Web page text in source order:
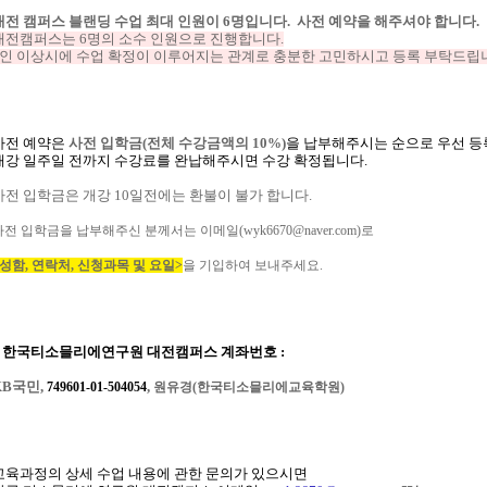
전 캠퍼스 블랜딩 수업 최대 인원이 6명입니다. 사전 예약을 해주셔야 합니다.
전캠퍼스는 6명의 소수 인원으로 진행합니다.
이상시에 수업 확정이 이루어지는 관계로 충분한 고민하시고 등록 부탁드립
전 예약은 사전 입학금(전체 수강금액의 10%)을 납부해주시는 순으로 우선 등
강 일주일 전까지 수강료를 완납해주시면 수강 확정됩니다.
전 입학금은 개강 10일전에는 환불이 불가 합니다.
전 입학금을 납부해주신 분께서는 이메일(wyk6670@naver.com)로
성함, 연락처, 신청과목 및 요일>을 기입하여 보내주세요.
한국티소믈리에연구원 대전캠퍼스 계좌번호 :
국민, 749601-01-504054, 원유경(한국티소믈리에교육학원)
육과정의 상세 수업 내용에 관한 문의가 있으시면